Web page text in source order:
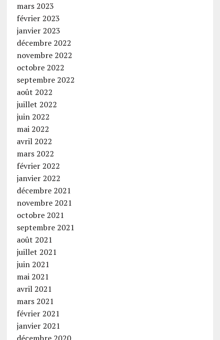
mars 2023
février 2023
janvier 2023
décembre 2022
novembre 2022
octobre 2022
septembre 2022
août 2022
juillet 2022
juin 2022
mai 2022
avril 2022
mars 2022
février 2022
janvier 2022
décembre 2021
novembre 2021
octobre 2021
septembre 2021
août 2021
juillet 2021
juin 2021
mai 2021
avril 2021
mars 2021
février 2021
janvier 2021